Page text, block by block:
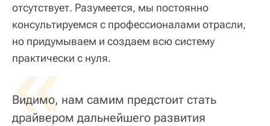
отсутствует. Разумеется, мы постоянно
консультируемся с профессионалами отрасли,
но придумываем и создаем всю систему
практически с нуля.
«
Видимо, нам самим предстоит стать
драйвером дальнейшего развития